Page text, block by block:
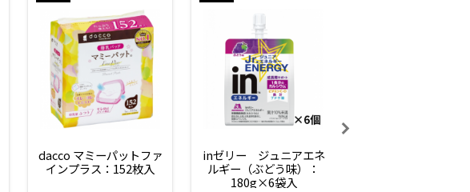
dacco マミーパットファ
インプラス：152枚入
inゼリー　ジュニアエネ
ルギー（ぶどう味）：
180g×6袋入